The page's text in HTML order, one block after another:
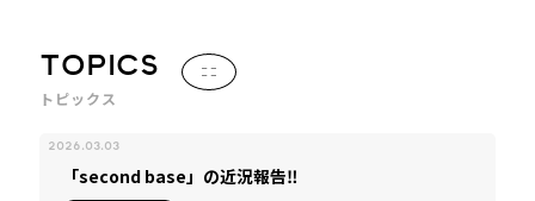
TOPICS
トピックス
2026.03.03
「second base」の近況報告‼